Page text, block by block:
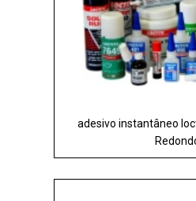
adesivo instantâneo